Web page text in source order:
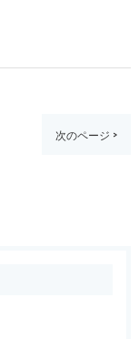
次のページ >